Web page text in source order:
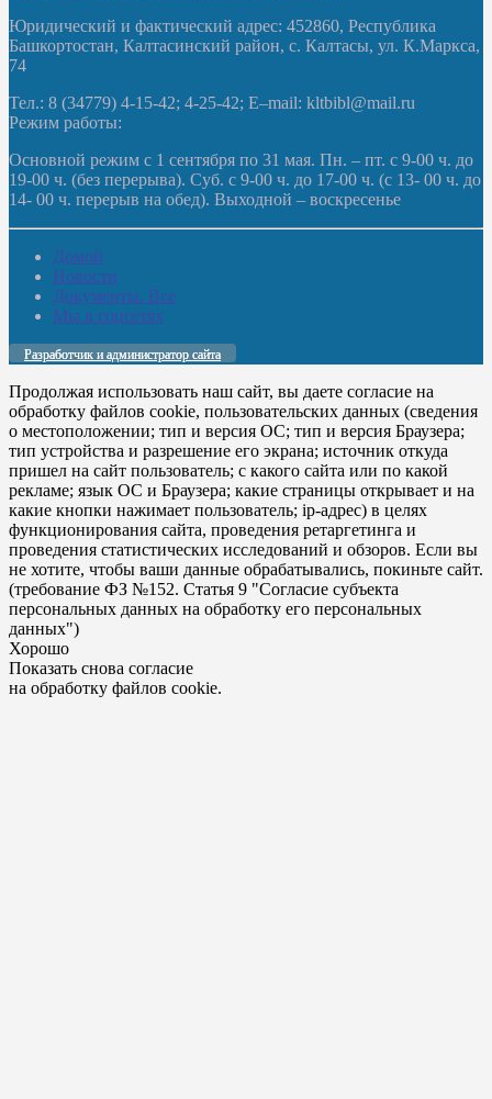
Юридический и фактический адрес: 452860, Республика
Башкортостан, Калтасинский район, с. Калтасы, ул. К.Маркса,
74
Тел.: 8 (34779) 4-15-42; 4-25-42; E–mail: kltbibl@mail.ru
Режим работы:
Основной режим с 1 сентября по 31 мая. Пн. – пт. с 9-00 ч. до
19-00 ч. (без перерыва). Суб. с 9-00 ч. до 17-00 ч. (с 13- 00 ч. до
14- 00 ч. перерыв на обед). Выходной – воскресенье
Домой
Новости
Документы. Все
Мы в соцсетях
Разработчик и администратор сайта
Продолжая использовать наш сайт, вы даете согласие на
обработку файлов cookie, пользовательских данных (сведения
о местоположении; тип и версия ОС; тип и версия Браузера;
тип устройства и разрешение его экрана; источник откуда
пришел на сайт пользователь; с какого сайта или по какой
рекламе; язык ОС и Браузера; какие страницы открывает и на
какие кнопки нажимает пользователь; ip-адрес) в целях
функционирования сайта, проведения ретаргетинга и
проведения статистических исследований и обзоров. Если вы
не хотите, чтобы ваши данные обрабатывались, покиньте сайт.
(требование ФЗ №152. Статья 9 "Согласие субъекта
персональных данных на обработку его персональных
данных")
Хорошо
Показать снова согласие
на обработку файлов cookie.